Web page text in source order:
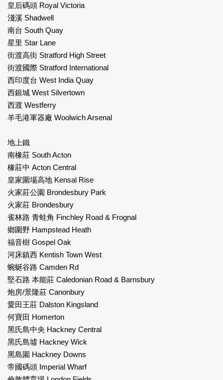
皇后碼頭 Royal Victoria
淺溪 Shadwell
南台 South Quay
星里 Star Lane
街渡高街 Stratford High Street
街渡國際 Stratford International
西印度台 West India Quay
西銀城 West Silvertown
西渡 Westferry
羊毛港軍器廠 Woolwich Arsenal
地上鐵
南橡莊 South Acton
橡莊中 Acton Central
皇家圍場高地 Kensal Rise
火家莊公園 Brondesbury Park
火家莊 Brondesbury
雀林路 青蛙角 Finchley Road & Frognal
鄉圍野 Hampstead Heath
福音樹 Gospel Oak
河床鎮西 Kentish Town West
蜿蜒谷路 Camden Rd
堅石路 本能莊 Caledonian Road & Barnsbury
炮房/景隆莊 Canonbury
愛田王莊 Dalston Kingsland
何寶田 Homerton
黑氏島中央 Hackney Central
黑氏島墟 Hackney Wick
黑島園 Hackney Downs
帝國碼頭 Imperial Wharf